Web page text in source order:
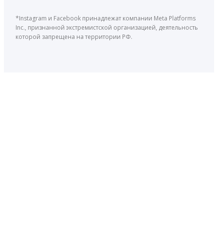
*Instagram и Facebook принадлежат компании Meta Platforms
Inc., признанной экстремистской организацией, деятельность
которой запрещена на территории РФ.